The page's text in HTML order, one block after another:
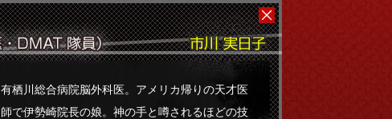
有栖川総合病院脳外科医。アメリカ帰りの天才医
師で伊勢崎院長の娘。神の手と噂されるほどの技